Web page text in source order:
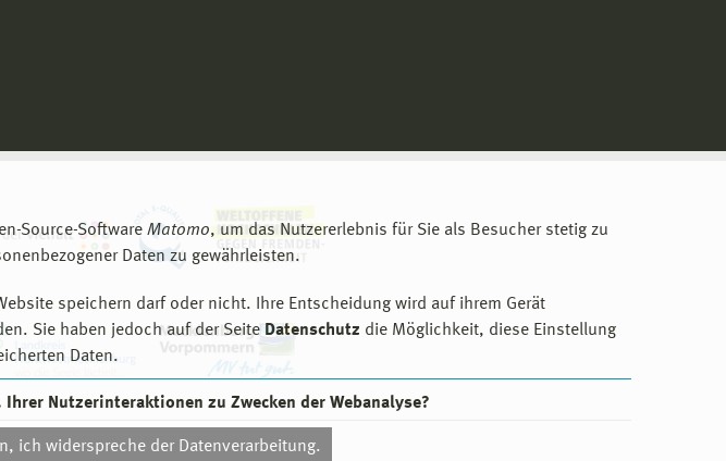
Source-Software Matomo, um das Nutzererlebnis für Sie als Besucher stetig zu
Daten zu gewährleisten.
speichern darf oder nicht. Ihre Entscheidung wird auf ihrem Gerät
Sie haben jedoch auf der Seite Datenschutz die Möglichkeit, diese Einstellung
Daten.
Nutzerinteraktionen zu Zwecken der Webanalyse?
ich widerspreche der Datenverarbeitung.
Wismar